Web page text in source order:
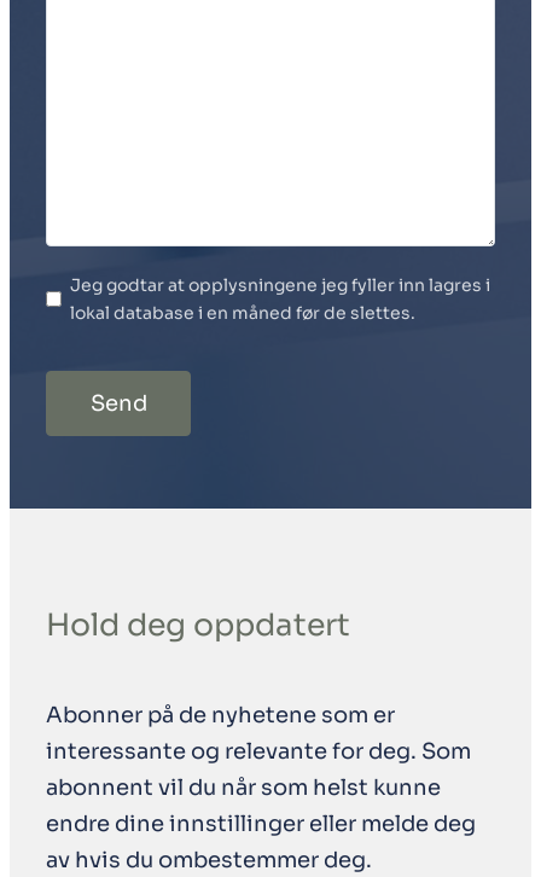
Jeg godtar at opplysningene jeg fyller inn lagres i
lokal database i en måned før de slettes.
Send
Hold deg oppdatert
Abonner på de nyhetene som er
interessante og relevante for deg. Som
abonnent vil du når som helst kunne
endre dine innstillinger eller melde deg
av hvis du ombestemmer deg.